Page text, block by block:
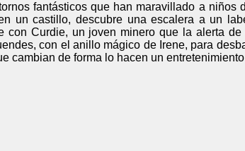
fantásticos que han maravillado a niños
un castillo, descubre una escalera a un
Curdie, un joven minero que la alerta
con el anillo mágico de Irene, para
cambian de forma lo hacen un